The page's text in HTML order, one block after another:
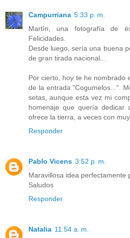
Campurriana 5:33 p. m.
Martín, una fotografía de
Felicidades.
Desde luego, sería una buena
de gran tirada nacional...
Por cierto, hoy te he nombrado
de la entrada "Cogumelos...".
setas, aunque esta vez mi
homenaje que quería dedicar
ofrece la tierra, a veces con
Responder
Pablo Vicens 3:52 p. m.
Maravillosa idea perfectamente
Saludos
Responder
Natalia 11:54 a. m.